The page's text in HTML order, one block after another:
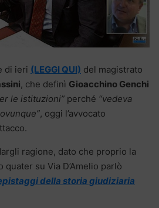
di ieri (LEGGI QUI) del magistrato
, che definì Gioacchino Genchi
le istituzioni” perché “vedeva
, oggi l’avvocato
ragione, dato che proprio la
su Via D’Amelio parlò
della storia giudiziaria